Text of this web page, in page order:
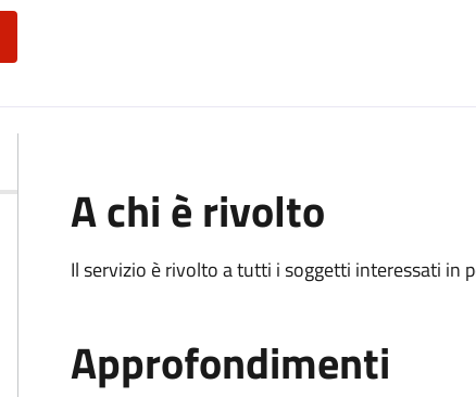
A chi è rivolto
Il servizio è rivolto a tutti i soggetti interessati in
Approfondimenti